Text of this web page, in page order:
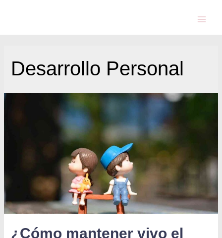
Desarrollo Personal
¿Cómo mantener vivo el